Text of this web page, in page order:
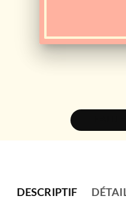
DESCRIPTIF